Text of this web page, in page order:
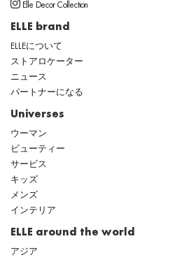
Elle Decor Collection
ELLE brand
ELLEについて
ストアロケーター
ニュース
パートナーになる
Universes
ウーマン
ビューティー
サービス
キッズ
メンズ
インテリア
ELLE around the world
アジア